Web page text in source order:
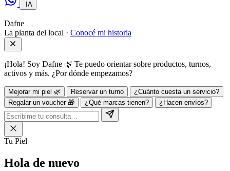
IA
Dafne
La planta del local · Conocé mi historia
¡Hola! Soy Dafne 🌿 Te puedo orientar sobre productos, turnos,
activos y más. ¿Por dónde empezamos?
Mejorar mi piel 🌿 Reservar un turno
¿Cuánto cuesta un servicio?
Regalar un voucher 🎁
¿Qué marcas tienen? ¿Hacen envíos?
Tu Piel
Hola de nuevo